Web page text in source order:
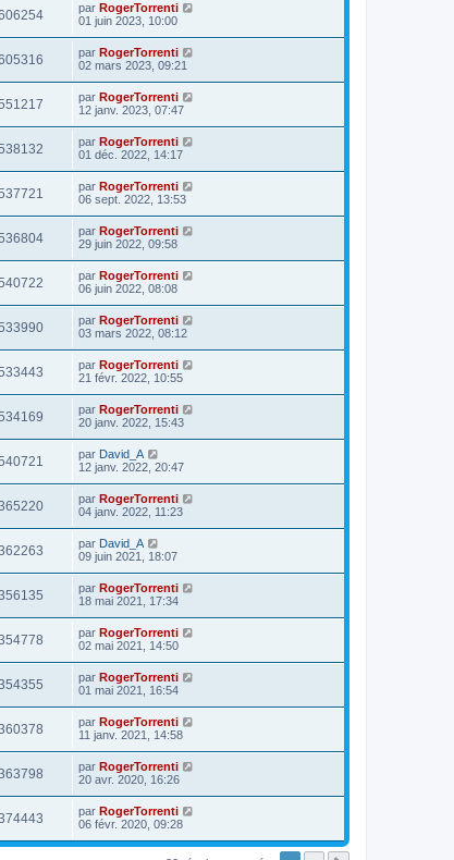
par RogerTorrenti
01 juin 2023, 10:00
par RogerTorrenti
02 mars 2023, 09:21
par RogerTorrenti
12 janv. 2023, 07:47
par RogerTorrenti
01 déc. 2022, 14:17
par RogerTorrenti
06 sept. 2022, 13:53
par RogerTorrenti
29 juin 2022, 09:58
par RogerTorrenti
06 juin 2022, 08:08
par RogerTorrenti
03 mars 2022, 08:12
par RogerTorrenti
21 févr. 2022, 10:55
par RogerTorrenti
20 janv. 2022, 15:43
par David_A
12 janv. 2022, 20:47
par RogerTorrenti
04 janv. 2022, 11:23
par David_A
09 juin 2021, 18:07
par RogerTorrenti
18 mai 2021, 17:34
par RogerTorrenti
02 mai 2021, 14:50
par RogerTorrenti
01 mai 2021, 16:54
par RogerTorrenti
11 janv. 2021, 14:58
par RogerTorrenti
20 avr. 2020, 16:26
par RogerTorrenti
06 févr. 2020, 09:28